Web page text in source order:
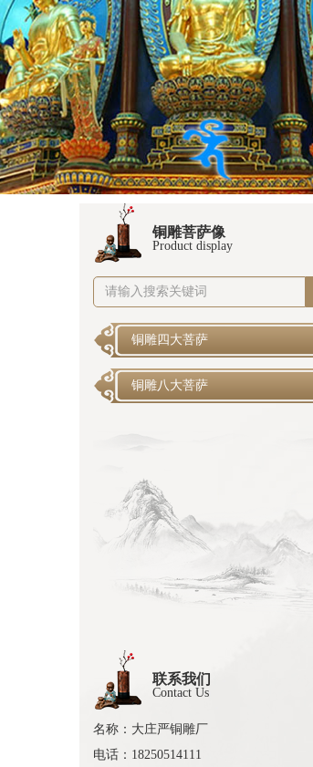
铜雕菩萨像
Product display
铜雕四大菩萨
铜雕八大菩萨
联系我们
Contact Us
名称：大庄严铜雕厂
电话：18250514111